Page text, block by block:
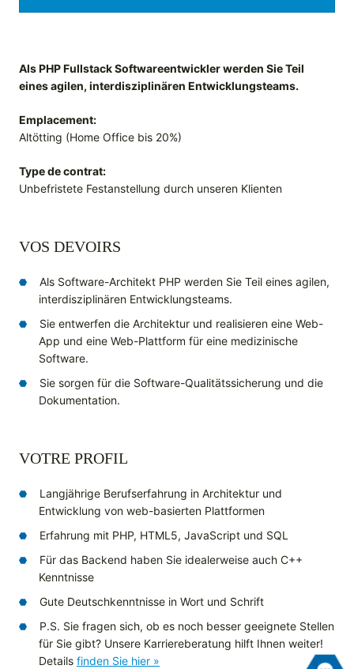
Als PHP Fullstack Softwareentwickler werden Sie Teil
eines agilen, interdisziplinären Entwicklungsteams.
Emplacement:
Altötting (Home Office bis 20%)
Type de contrat:
Unbefristete Festanstellung durch unseren Klienten
VOS DEVOIRS
Als Software-Architekt PHP werden Sie Teil eines agilen,
interdisziplinären Entwicklungsteams.
Sie entwerfen die Architektur und realisieren eine Web-
App und eine Web-Plattform für eine medizinische
Software.
Sie sorgen für die Software-Qualitätssicherung und die
Dokumentation.
VOTRE PROFIL
Langjährige Berufserfahrung in Architektur und
Entwicklung von web-basierten Plattformen
Erfahrung mit PHP, HTML5, JavaScript und SQL
Für das Backend haben Sie idealerweise auch C++
Kenntnisse
Gute Deutschkenntnisse in Wort und Schrift
P.S. Sie fragen sich, ob es noch besser geeignete Stellen
für Sie gibt? Unsere Karriereberatung hilft Ihnen weiter!
Details finden Sie hier »